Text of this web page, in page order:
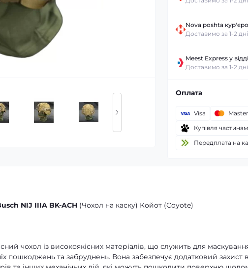
Nova poshta
Доставимо за 1-2 дні
Meest Express у
Доставимо за 1-2 дні
Оплата
Visa
Купівля
Передплата на
NIJ IIIA BK-ACH (Чохол на каску) Койот (Coyote)
чохол із високоякісних матеріалів, що служить для
пошкоджень та забруднень. Вона забезпечує додатковий захист